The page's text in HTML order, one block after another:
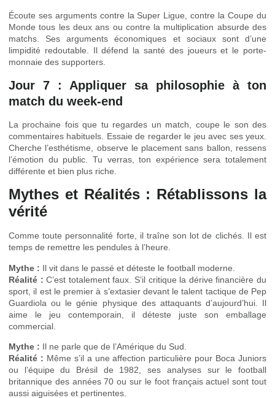
Écoute ses arguments contre la Super Ligue, contre la Coupe du
Monde tous les deux ans ou contre la multiplication absurde des
matchs. Ses arguments économiques et sociaux sont d’une
limpidité redoutable. Il défend la santé des joueurs et le porte-
monnaie des supporters.
Jour 7 : Appliquer sa philosophie à ton
match du week-end
La prochaine fois que tu regardes un match, coupe le son des
commentaires habituels. Essaie de regarder le jeu avec ses yeux.
Cherche l’esthétisme, observe le placement sans ballon, ressens
l’émotion du public. Tu verras, ton expérience sera totalement
différente et bien plus riche.
Mythes et Réalités : Rétablissons la
vérité
Comme toute personnalité forte, il traîne son lot de clichés. Il est
temps de remettre les pendules à l’heure.
Mythe : Il vit dans le passé et déteste le football moderne.
Réalité : C’est totalement faux. S’il critique la dérive financière du
sport, il est le premier à s’extasier devant le talent tactique de Pep
Guardiola ou le génie physique des attaquants d’aujourd’hui. Il
aime le jeu contemporain, il déteste juste son emballage
commercial.
Mythe : Il ne parle que de l’Amérique du Sud.
Réalité : Même s’il a une affection particulière pour Boca Juniors
ou l’équipe du Brésil de 1982, ses analyses sur le football
britannique des années 70 ou sur le foot français actuel sont tout
aussi aiguisées et pertinentes.